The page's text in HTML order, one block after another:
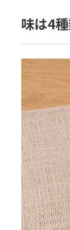
味は4